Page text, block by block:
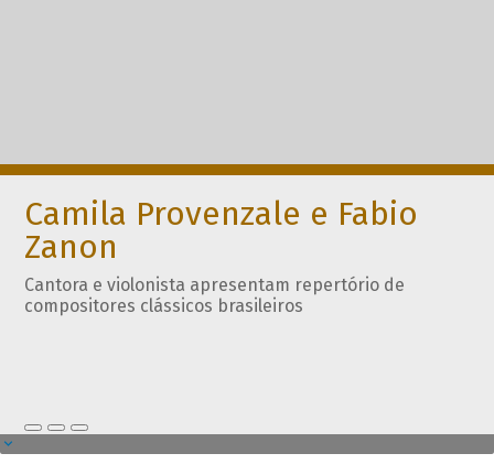
Camila Provenzale e Fabio
Zanon
Cantora e violonista apresentam repertório de
compositores clássicos brasileiros